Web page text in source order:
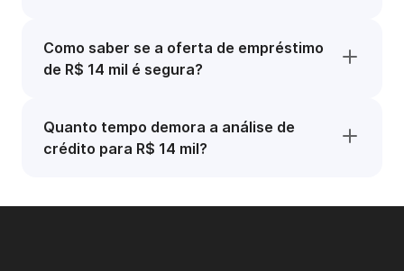
Como saber se a oferta de empréstimo
de R$ 14 mil é segura?
Quanto tempo demora a análise de
crédito para R$ 14 mil?